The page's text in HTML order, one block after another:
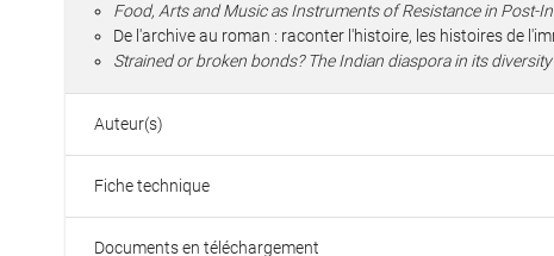
Food, Arts and Music as Instruments of Resistance in Post-
De l'archive au roman : raconter l'histoire, les histoires de
Strained or broken bonds? The Indian diaspora in its
Auteur(s)
Fiche technique
Documents en téléchargement